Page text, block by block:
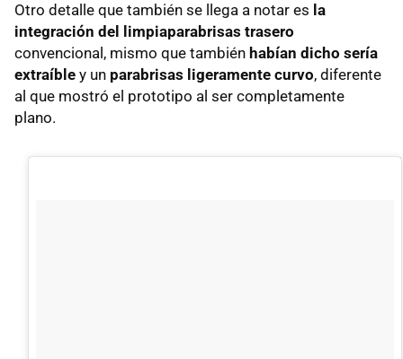
Otro detalle que también se llega a notar es la
integración del limpiaparabrisas trasero
convencional, mismo que también habían dicho sería
extraíble y un parabrisas ligeramente curvo, diferente
al que mostró el prototipo al ser completamente
plano.